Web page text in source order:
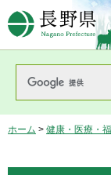
ホーム > 健康・医療・